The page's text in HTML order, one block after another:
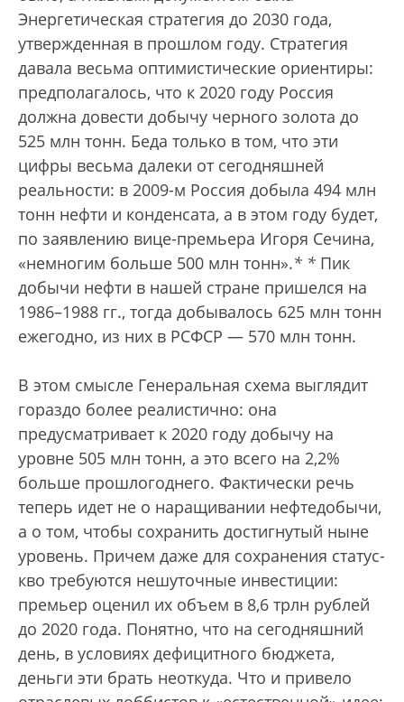
Энергетическая стратегия до 2030 года,
утвержденная в прошлом году. Стратегия
давала весьма оптимистические ориентиры:
предполагалось, что к 2020 году Россия
должна довести добычу черного золота до
525 млн тонн. Беда только в том, что эти
цифры весьма далеки от сегодняшней
реальности: в 2009-м Россия добыла 494 млн
тонн нефти и конденсата, а в этом году будет,
по заявлению вице-премьера Игоря Сечина,
«немногим больше 500 млн тонн».* * Пик
добычи нефти в нашей стране пришелся на
1986–1988 гг., тогда добывалось 625 млн тонн
ежегодно, из них в РСФСР — 570 млн тонн.
В этом смысле Генеральная схема выглядит
гораздо более реалистично: она
предусматривает к 2020 году добычу на
уровне 505 млн тонн, а это всего на 2,2%
больше прошлогоднего. Фактически речь
теперь идет не о наращивании нефтедобычи,
а о том, чтобы сохранить достигнутый ныне
уровень. Причем даже для сохранения статус-
кво требуются нешуточные инвестиции:
премьер оценил их объем в 8,6 трлн рублей
до 2020 года. Понятно, что на сегодняшний
день, в условиях дефицитного бюджета,
деньги эти брать неоткуда. Что и привело